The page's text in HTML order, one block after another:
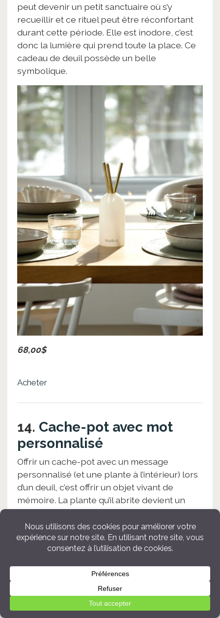
peut devenir un petit sanctuaire où s’y
recueillir et ce rituel peut être réconfortant
durant cette période. Elle est inodore, c’est
donc la lumière qui prend toute la place. Ce
cadeau de deuil possède un belle
symbolique.
68,00$
Acheter
14. Cache-pot avec mot
personnalisé
Offrir un cache-pot avec un message
personnalisé (et une plante à l’intérieur) lors
d’un deuil, c’est offrir un objet vivant de
mémoire. La plante qu’il abrite devient un
pot permet de penser à l’être cher disparu.